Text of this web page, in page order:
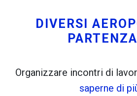
DIVERSI
PARTENZA
Organizzare incontri di
saperne di